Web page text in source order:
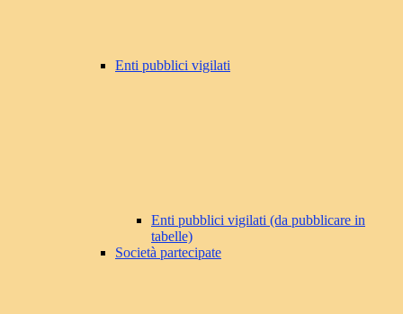
Enti pubblici vigilati
Enti pubblici vigilati (da pubblicare in
tabelle)
Società partecipate